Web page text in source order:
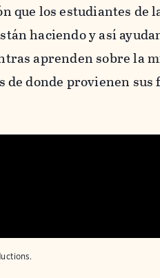
que los estudiantes de
haciendo y así
aprenden sobre la
donde provienen